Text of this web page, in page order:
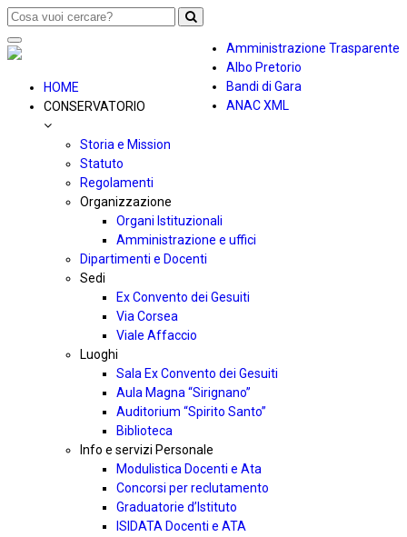
Amministrazione Trasparente
Albo Pretorio
Bandi di Gara
ANAC XML
Toggle
navigation
HOME
CONSERVATORIO
Storia e Mission
Statuto
Regolamenti
Organizzazione
Organi Istituzionali
Amministrazione e uffici
Dipartimenti e Docenti
Sedi
Ex Convento dei Gesuiti
Via Corsea
Viale Affaccio
Luoghi
Sala Ex Convento dei Gesuiti
Aula Magna “Sirignano”
Auditorium “Spirito Santo”
Biblioteca
Info e servizi Personale
Modulistica Docenti e Ata
Concorsi per reclutamento
Graduatorie d’Istituto
ISIDATA Docenti e ATA